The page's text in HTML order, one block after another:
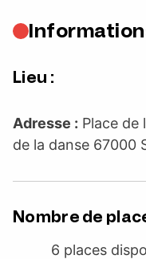
Lieu :
Adresse : Place de
de la danse 67000
Nombre de
6 places